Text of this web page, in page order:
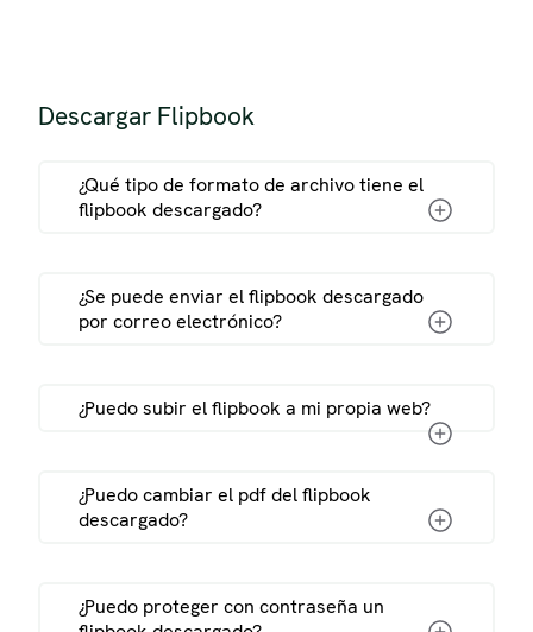
Descargar Flipbook
¿Qué tipo de formato de archivo tiene el
flipbook descargado?
¿Se puede enviar el flipbook descargado
por correo electrónico?
¿Puedo subir el flipbook a mi propia web?
¿Puedo cambiar el pdf del flipbook
descargado?
¿Puedo proteger con contraseña un